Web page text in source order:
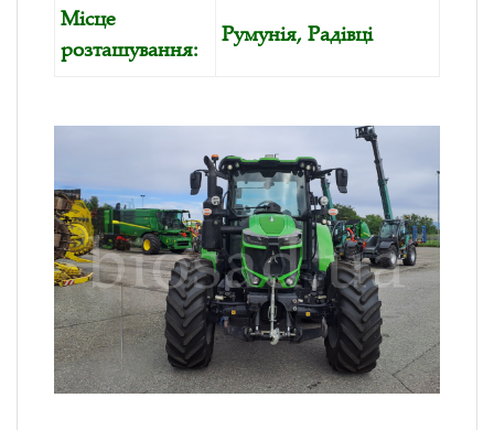
Місце
розташування:
Румунія, Радівці